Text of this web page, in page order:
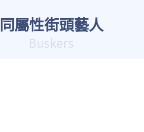
同屬性街頭藝人
Buskers